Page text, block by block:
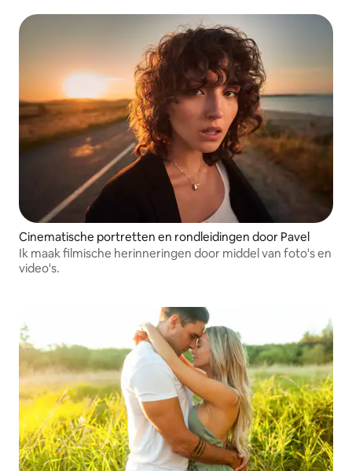
Cinematische portretten en rondleidingen door Pavel
Ik maak filmische herinneringen door middel van foto's en
video's.